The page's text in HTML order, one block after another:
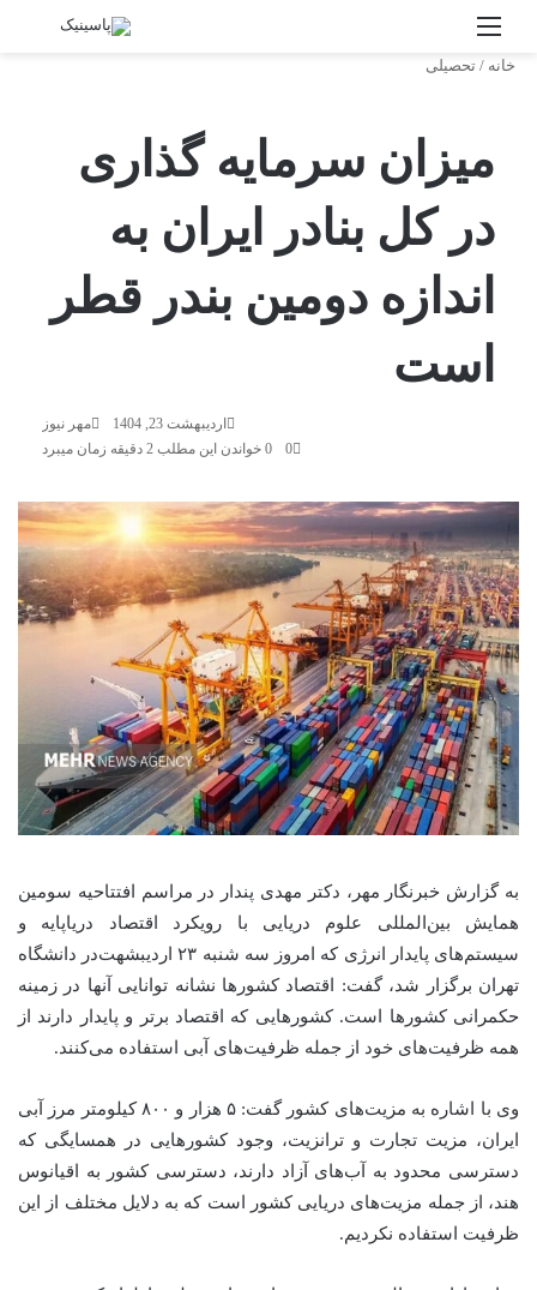
منو
خانه / تحصیلی
میزان سرمایه گذاری
در کل بنادر ایران به
اندازه دومین بندر قطر
است
مهر نیوز
اردیبهشت 23, 1404
0
خواندن این مطلب 2 دقیقه زمان میبرد
به گزارش خبرنگار مهر، دکتر مهدی پندار در مراسم افتتاحیه سومین
همایش بین‌المللی علوم دریایی با رویکرد اقتصاد دریاپایه و
سیستم‌های پایدار انرژی که امروز سه شنبه ۲۳ اردیبشهت‌در دانشگاه
تهران برگزار شد، گفت: اقتصاد کشورها نشانه توانایی آنها در زمینه
حکمرانی کشورها است. کشورهایی که اقتصاد برتر و پایدار دارند از
همه ظرفیت‌های خود از جمله ظرفیت‌های آبی استفاده می‌کنند.
وی با اشاره به مزیت‌های کشور گفت: ۵ هزار و ۸۰۰ کیلومتر مرز آبی
ایران، مزیت تجارت و ترانزیت، وجود کشورهایی در همسایگی که
دسترسی محدود به آب‌های آزاد دارند، دسترسی کشور به اقیانوس
هند، از جمله مزیت‌های دریایی کشور است که به دلایل مختلف از این
ظرفیت استفاده نکردیم.